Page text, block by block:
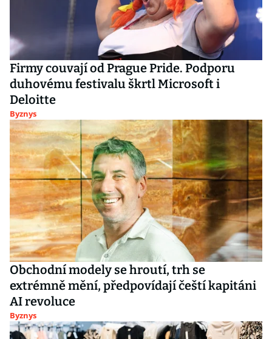
Firmy couvají od Prague Pride. Podporu
duhovému festivalu škrtl Microsoft i
Deloitte
Byznys
Obchodní modely se hroutí, trh se
extrémně mění, předpovídají čeští kapitáni
AI revoluce
Byznys